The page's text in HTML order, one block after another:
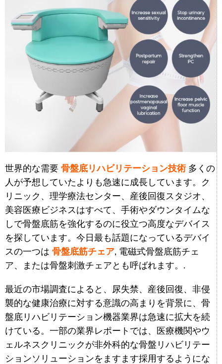
世界的な需要 骨盤底リハビリテーション技術多くの
人が予想していたよりも急速に成長しています。ク
リニック、理学療法センター、産後回復スタジオ、
美容医療ビジネスはすべて、手術やダウンタイムな
しで骨盤底筋を強化するのに役立つ高度なデバイス
を探しています。今日最も話題になっているデバイ
スの一つは 骨盤底筋チェア, 電磁式骨盤底筋チェ
ア、または骨盤刺激チェアとも呼ばれます。.
最近の市場調査によると、尿失禁、産後回復、非侵
襲的な健康治療に対する意識の高まりを背景に、骨
盤底リハビリテーション機器業界は急速に拡大を続
けている。一部の業界レポートでは、医療機関やウ
ェルネスクリニックが非外科的な骨盤リハビリテー
ションソリューションをますます採用するようにな